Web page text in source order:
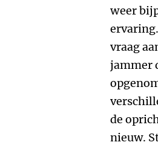
weer
vraag
jammer
de
nieuw.